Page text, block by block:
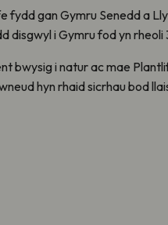
fydd gan Gymru Senedd a
disgwyl i Gymru fod yn
bwysig i natur ac mae
hyn rhaid sicrhau bod